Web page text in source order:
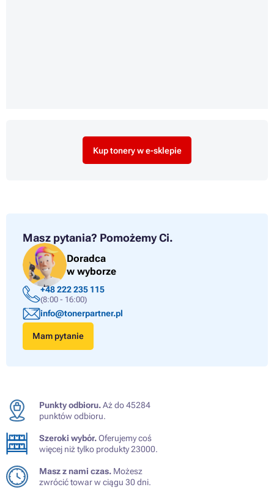
Kup tonery w e-sklepie
Masz pytania? Pomożemy Ci.
Doradca
w wyborze
+48 222 235 115
(8:00 - 16:00)
info@tonerpartner.pl
Mam pytanie
Punkty odbioru.Aż do 45284
punktów odbioru.
Szeroki wybór.Oferujemy coś
więcej niż tylko produkty 23000.
Masz z nami czas. Możesz
zwrócić towar w ciągu 30 dni.